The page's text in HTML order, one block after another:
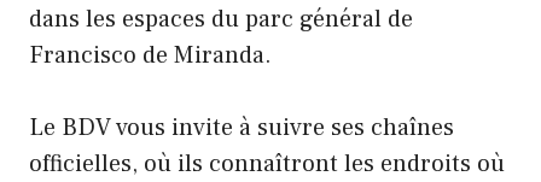
dans les espaces du parc général de
Francisco de Miranda.
Le BDV vous invite à suivre ses chaînes
officielles, où ils connaîtront les endroits où